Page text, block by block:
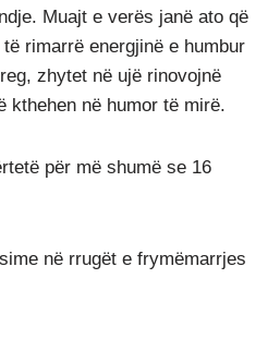
Muajt e verës janë ato që
rimarrë energjinë e humbur
zhytet në ujë rinovojnë
kthehen në humor të mirë.
për më shumë se 16
në rrugët e frymëmarrjes